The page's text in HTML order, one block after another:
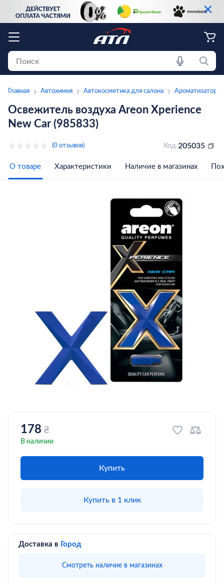
×
Главная Автохимия Автокосметика для салона Ароматизаторы
Освежитель воздуха Areon Xperience
New Car (985833)
(0 отзывов) Код 205035
О товаре Характеристики Наличие в магазинах
178 ₴
В наличии
Купить
Купить в 1 клик
Доставка в Город
Смотреть наличие в магазинах